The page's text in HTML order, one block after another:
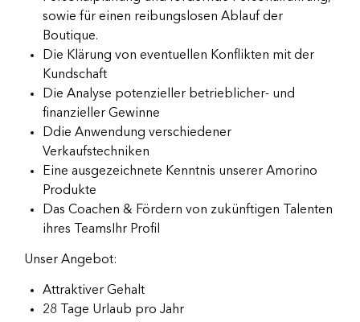
sowie für einen reibungslosen Ablauf der
Boutique.
Die Klärung von eventuellen Konflikten mit der
Kundschaft
Die Analyse potenzieller betrieblicher- und
finanzieller Gewinne
Ddie Anwendung verschiedener
Verkaufstechniken
Eine ausgezeichnete Kenntnis unserer Amorino
Produkte
Das Coachen & Fördern von zukünftigen Talenten
ihres TeamsIhr Profil
Unser Angebot:
Attraktiver Gehalt
28 Tage Urlaub pro Jahr